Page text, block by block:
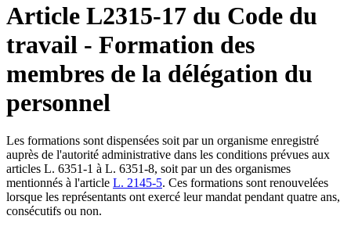
Article L2315-17 du Code du
travail - Formation des
membres de la délégation du
personnel
Les formations sont dispensées soit par un organisme enregistré
auprès de l'autorité administrative dans les conditions prévues aux
articles L. 6351-1 à L. 6351-8, soit par un des organismes
mentionnés à l'article L. 2145-5. Ces formations sont renouvelées
lorsque les représentants ont exercé leur mandat pendant quatre ans,
consécutifs ou non.